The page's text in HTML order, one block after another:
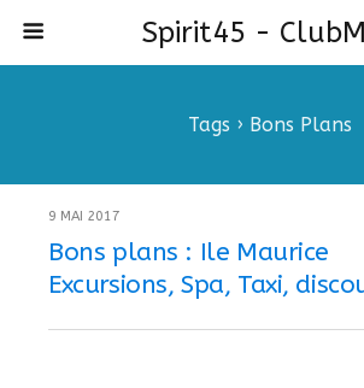
Spirit45 -
Tags › Bons Plans
9 MAI 2017
Bons plans : Ile Maurice
Excursions, Spa, Taxi,